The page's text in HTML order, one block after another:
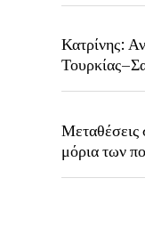
Κατρίνης:
Μεταθέσεις
μόρια των